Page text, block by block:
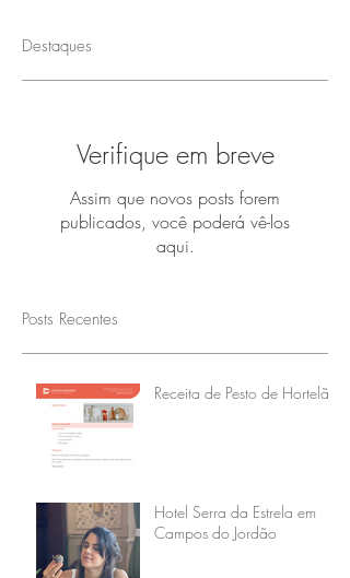
Destaques
Verifique em breve
Assim que novos posts forem
publicados, você poderá vê-los
aqui.
Posts Recentes
Receita de Pesto de Hortelã
Hotel Serra da Estrela em
Campos do Jordão